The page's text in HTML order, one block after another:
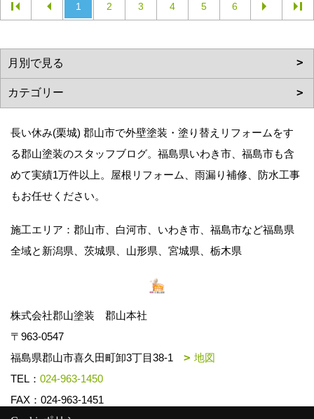
1 2 3 4 5 6
長い休み(栗城) 郡山市で外壁塗装・塗り替えリフォームをす
る郡山塗装のスタッフブログ。福島県いわき市、福島市も含
めて実績1万件以上。屋根リフォーム、雨漏り補修、防水工事
もお任せください。
施工エリア：郡山市、白河市、いわき市、福島市など福島県
全域と新潟県、茨城県、山形県、宮城県、栃木県
株式会社郡山塗装 郡山本社
〒963-0547
福島県郡山市喜久田町卸3丁目38-1
地図
TEL： 024-963-1450
FAX：024-963-1451